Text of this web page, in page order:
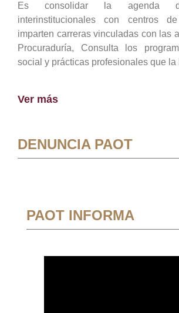
Es consolidar la agenda
interinstitucionales con centros
imparten carreras vinculadas con las
Procuraduría, Consulta los
social y prácticas profesionales que la
Ver más
DENUNCIA PAOT
PAOT INFORMA